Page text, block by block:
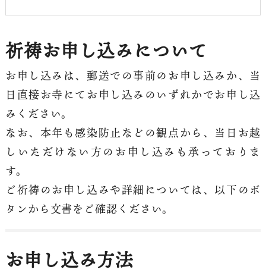
祈祷お申し込みについて
お申し込みは、郵送での事前のお申し込みか、当
日直接お寺にてお申し込みのいずれかでお申し込
みください。
なお、本年も感染防止などの観点から、当日お越
しいただけない方のお申し込みも承っておりま
す。
ご祈祷のお申し込みや詳細については、以下のボ
タンから文書をご確認ください。
お申し込み方法